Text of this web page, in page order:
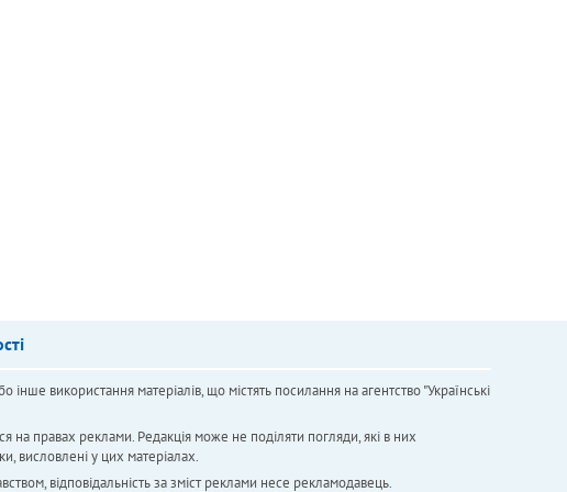
використання матеріалів, що містять посилання на агентство "Українськi
на правах реклами. Редакція може не поділяти погляди, які в них
висловлені у цих матеріалах.
відповідальність за зміст реклами несе рекламодавець.